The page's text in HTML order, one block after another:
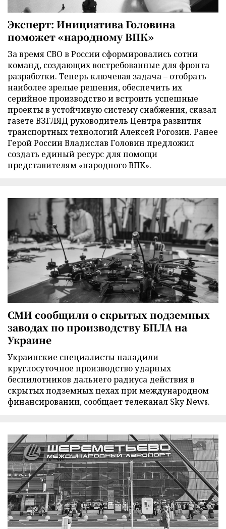
Эксперт: Инициатива Головина
поможет «народному ВПК»
За время СВО в России сформировались сотни
команд, создающих востребованные для фронта
разработки. Теперь ключевая задача – отобрать
наиболее зрелые решения, обеспечить их
серийное производство и встроить успешные
проекты в устойчивую систему снабжения, сказал
газете ВЗГЛЯД руководитель Центра развития
транспортных технологий Алексей Рогозин. Ранее
Герой России Владислав Головин предложил
создать единый ресурс для помощи
представителям «народного ВПК».
СМИ сообщили о скрытых подземных
заводах по производству БПЛА на
Украине
Украинские специалисты наладили
круглосуточное производство ударных
беспилотников дальнего радиуса действия в
скрытых подземных цехах при международном
финансировании, сообщает телеканал Sky News.